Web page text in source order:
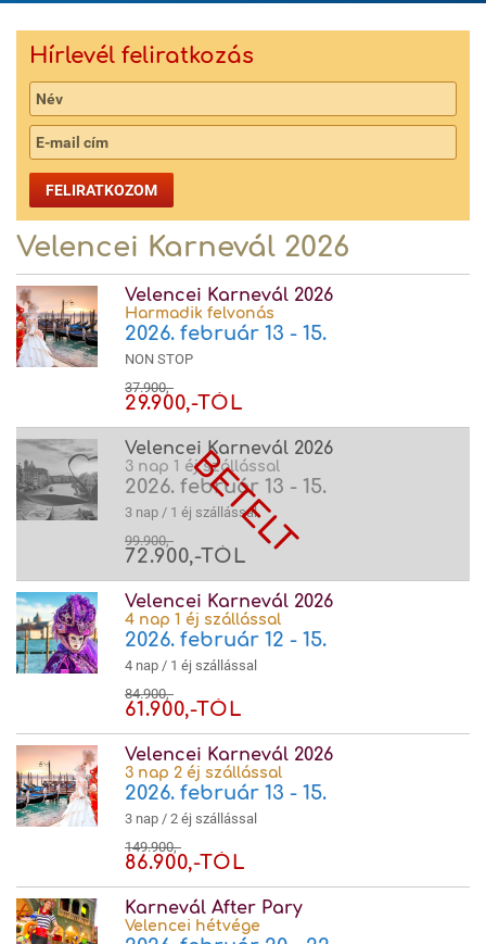
Hírlevél feliratkozás
FELIRATKOZOM
Velencei Karnevál 2026
Velencei Karnevál 2026
Harmadik felvonás
2026. február 13 - 15.
NON STOP
37.900,-
29.900,-TÓL
Velencei Karnevál 2026
3 nap 1 éj szállással
2026. február 13 - 15.
3 nap / 1 éj szállással
99.900,-
72.900,-TÓL
Velencei Karnevál 2026
4 nap 1 éj szállással
2026. február 12 - 15.
4 nap / 1 éj szállással
84.900,-
61.900,-TÓL
Velencei Karnevál 2026
3 nap 2 éj szállással
2026. február 13 - 15.
3 nap / 2 éj szállással
149.900,-
86.900,-TÓL
Karnevál After Pary
Velencei hétvége